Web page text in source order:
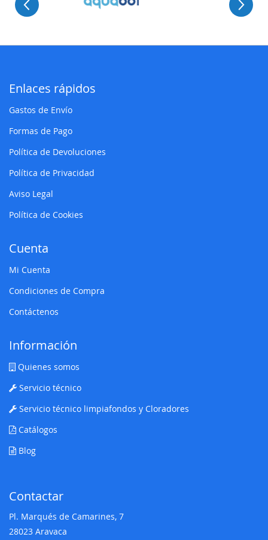
Enlaces rápidos
Gastos de Envío
Formas de Pago
Política de Devoluciones
Política de Privacidad
Aviso Legal
Política de Cookies
Cuenta
Mi Cuenta
Condiciones de Compra
Contáctenos
Información
Quienes somos
Servicio técnico
Servicio técnico limpiafondos y Cloradores
Catálogos
Blog
Contactar
Pl. Marqués de Camarines, 7
28023 Aravaca